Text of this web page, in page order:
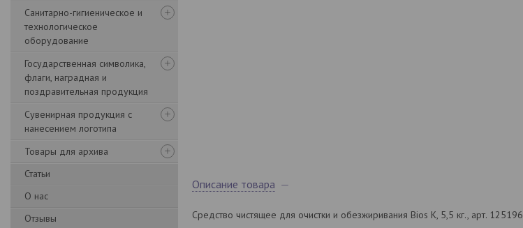
Санитарно-гигиеническое и
технологическое
оборудование
Государственная символика,
флаги, наградная и
поздравительная продукция
Сувенирная продукция с
нанесением логотипа
Товары для архива
Статьи
О нас
Отзывы
Описание товара
Средство чистящее для очистки и обезжиривания Bios K, 5,5 кг., арт. 125196